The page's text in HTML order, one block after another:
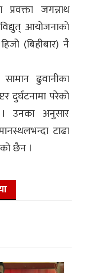
प्रवक्ता जगन्नाथ
आयोजनाको
(बिहीबार) नै
ढुवानीका
दुर्घटनामा परेको
उनका अनुसार
टाढा
छैन ।